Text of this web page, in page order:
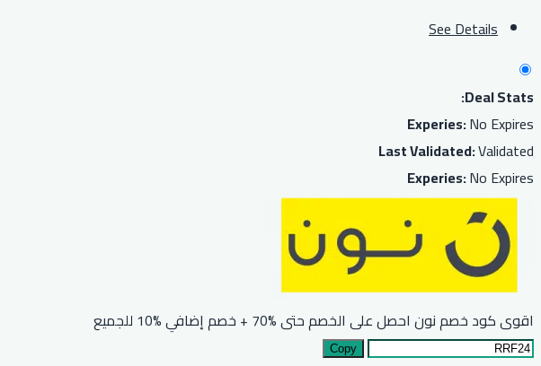
See Details
Deal Stats:
Experies:No Expires
Last Validated:Validated
Experies:No Expires
اقوى كود خصم نون احصل على الخصم حتى %70 + خصم إضافي %10 للجميع
Copy